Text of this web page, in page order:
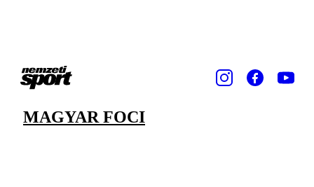
MAGYAR FOCI